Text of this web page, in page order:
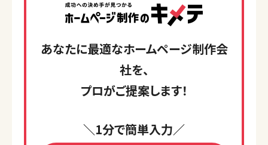
あなたに最適なホームページ制作会
社を、
プロがご提案します！
＼1分で簡単入力／